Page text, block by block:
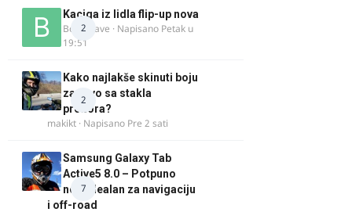
2
Kaciga iz lidla flip-up nova
Bor-i-slave · Napisano Petak u
19:51
2
Kako najlakše skinuti boju
za drvo sa stakla
prozora?
makikt · Napisano Pre 2 sati
7
Samsung Galaxy Tab
Active5 8.0 – Potpuno
nov, idealan za navigaciju
i off-road